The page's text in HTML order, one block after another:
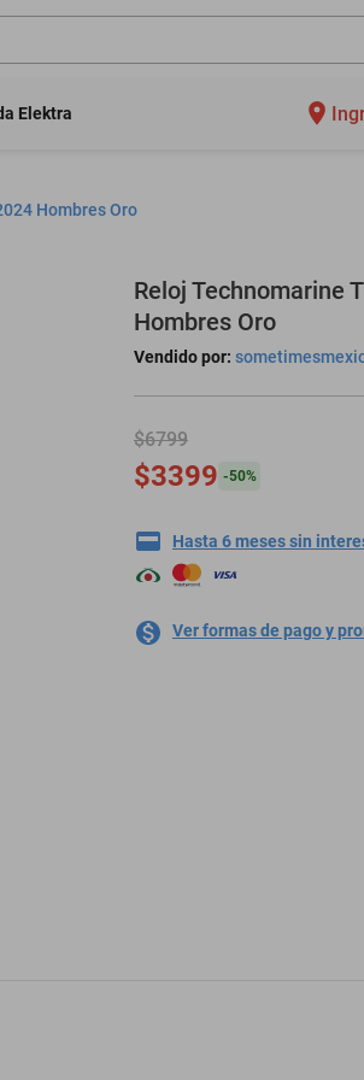
Elektra
Hombres Oro
Reloj Technomarine
Hombres Oro
Vendido por:
$6799
$3399 -50%
Hasta 6 meses sin
Ver formas de pago y